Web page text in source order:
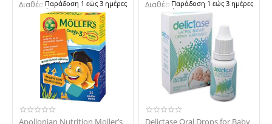
Διαθέσιμο:Παράδοση 1 εώς 3 ημέρες
Apollonian Nutrition Moller’s
Διαθέσιμο:Παράδοση 1 εώς 3 ημέρες
Delictase Oral Drops for Βaby